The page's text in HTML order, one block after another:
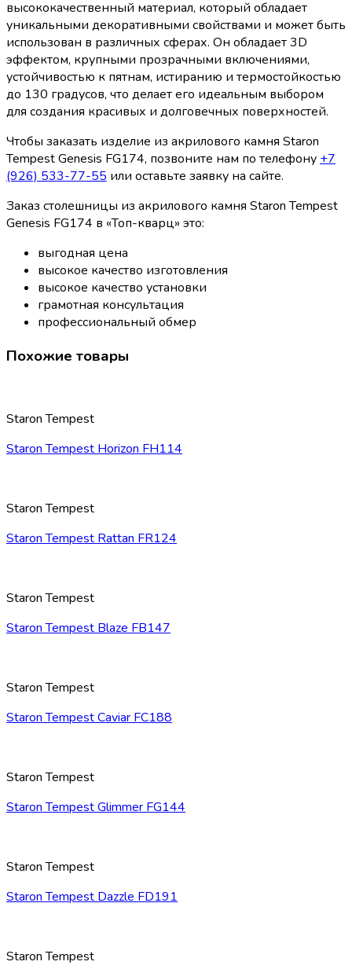
высококачественный материал, который обладает
уникальными декоративными свойствами и может быть
использован в различных сферах. Он обладает 3D
эффектом, крупными прозрачными включениями,
устойчивостью к пятнам, истиранию и термостойкостью
до 130 градусов, что делает его идеальным выбором
для создания красивых и долговечных поверхностей.
Чтобы заказать изделие из акрилового камня Staron
Tempest Genesis FG174, позвоните нам по телефону +7
(926) 533-77-55 или оставьте заявку на сайте.
Заказ столешницы из акрилового камня Staron Tempest
Genesis FG174 в «Топ-кварц» это:
выгодная цена
высокое качество изготовления
высокое качество установки
грамотная консультация
профессиональный обмер
Похожие товары
Staron Tempest
Staron Tempest Horizon FH114
Staron Tempest
Staron Tempest Rattan FR124
Staron Tempest
Staron Tempest Blaze FB147
Staron Tempest
Staron Tempest Caviar FC188
Staron Tempest
Staron Tempest Glimmer FG144
Staron Tempest
Staron Tempest Dazzle FD191
Staron Tempest